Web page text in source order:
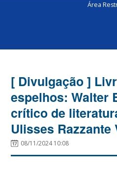
Área
[ Divulgação ]
espelhos: Walter
crítico de
Ulisses Razzante
08/11/2024 10:08